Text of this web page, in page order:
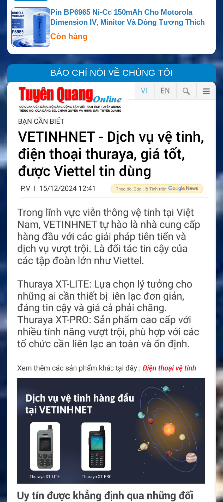
Pin BP6965 Ni-Cd 150mAh Cho Motorola
Dimension IV, Minitor Và Dòng Tương Thích
Còn hàng
BÁO CHÍ NÓI VỀ CHÚNG TÔI